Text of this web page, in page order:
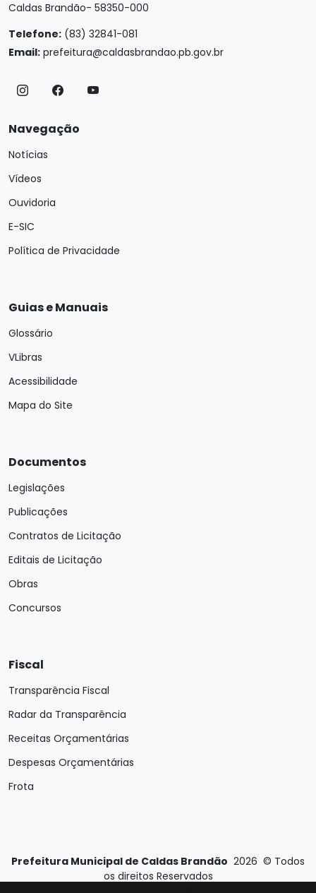
Caldas Brandão- 58350-000
Telefone: (83) 32841-081
Email: prefeitura@caldasbrandao.pb.gov.br
Navegação
Notícias
Vídeos
Ouvidoria
E-SIC
Política de Privacidade
Guias e Manuais
Glossário
VLibras
Acessibilidade
Mapa do Site
Documentos
Legislações
Publicações
Contratos de Licitação
Editais de Licitação
Obras
Concursos
Fiscal
Transparência Fiscal
Radar da Transparência
Receitas Orçamentárias
Despesas Orçamentárias
Frota
Prefeitura Municipal de Caldas Brandão 2026 © Todos
os direitos Reservados